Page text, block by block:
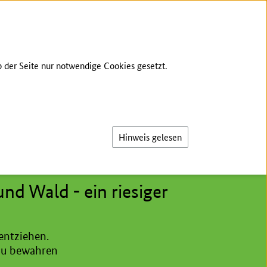
Wald - ein riesiger
bewahren
Seite nur notwendige Cookies gesetzt.
Hinweis gelesen